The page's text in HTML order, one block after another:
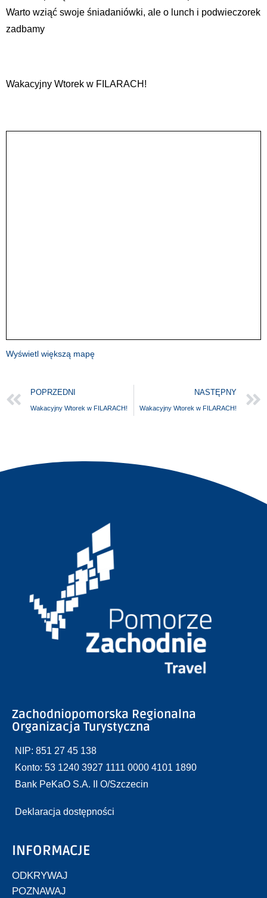
Warto wziąć swoje śniadaniówki, ale o lunch i podwieczorek
zadbamy
Wakacyjny Wtorek w FILARACH!
Wyświetl większą mapę
POPRZEDNI
Wakacyjny Wtorek w FILARACH!
NASTĘPNY
Wakacyjny Wtorek w FILARACH!
Zachodniopomorska Regionalna
Organizacja Turystyczna
NIP: 851 27 45 138
Konto: 53 1240 3927 1111 0000 4101 1890
Bank PeKaO S.A. II O/Szczecin
Deklaracja dostępności
INFORMACJE
ODKRYWAJ
POZNAWAJ